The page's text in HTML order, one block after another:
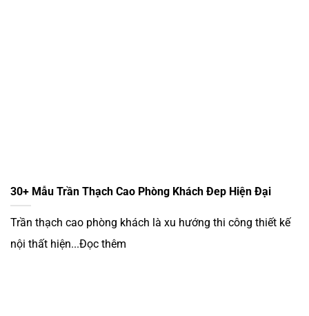
30+ Mẫu Trần Thạch Cao Phòng Khách Đep Hiện Đại
Trần thạch cao phòng khách là xu hướng thi công thiết kế
nội thất hiện...Đọc thêm